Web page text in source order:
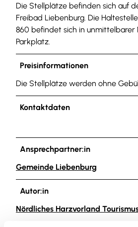
Die Stellplätze befinden sich auf
Freibad Liebenburg. Die
860 befindet sich in unmittelbarer
Parkplatz.
Preisinformationen
Die Stellplätze werden ohne
Kontaktdaten
Ansprechpartner:in
Gemeinde Liebenburg
Autor:in
Nördliches Harzvorland